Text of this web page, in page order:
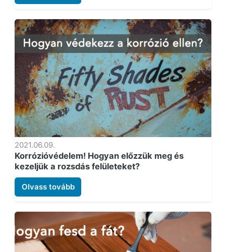
2021.06.09.
Korrózióvédelem! Hogyan előzzük meg és
kezeljük a rozsdás felületeket?
Olvass tovább